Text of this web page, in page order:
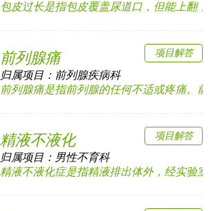
包皮过长是指包皮覆盖尿道口，但能上翻，
前列腺痛
归属项目： 前列腺疾病科
前列腺痛是指前列腺的任何不适或疼痛。前
项目解答
精液不液化
归属项目： 男性不育科
精液不液化症是指精液排出体外，经实验室
项目解答